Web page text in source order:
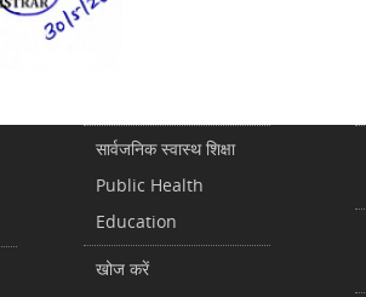
सार्वजनिक स्वास्थ शिक्षा
Public Health
Education
खोज करें